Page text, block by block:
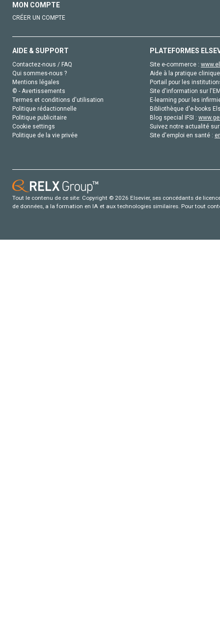
MON COMPTE
CRÉER UN COMPTE
AIDE & SUPPORT
Contactez-nous / FAQ
Qui sommes-nous ?
Mentions légales
© - Avertissements
Termes et conditions d'utilisation
Politique rédactionnelle
Politique publicitaire
Cookie settings
Politique de la vie privée
PLATEFORMES
Site e-commerce :
Aide à la pratique
Portail pour les
Site d'information sur
E-learning pour les
Bibliothèque d'e-books
Blog special IFSI :
Suivez notre actualité
Site d'emploi en santé :
Tout le contenu de ce site: Copyright © 2026 Elsevier, ses concédants de
de données, a la formation en IA et aux technologies similaires. Pour tout